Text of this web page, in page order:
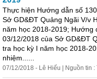
Thực hiện Hướng dẫn số
Sở GD&ĐT Quảng Ngãi V/v
năm học 2018-2019; Hướng
03/12/2018 của Sở GD&ĐT
tra học kỳ I năm học 2018-
nhiệm......
07/12/2018 - Lê Hiếu | Nguồn tin